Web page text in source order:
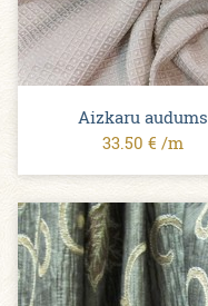
Aizkaru audums
33.50 € /m